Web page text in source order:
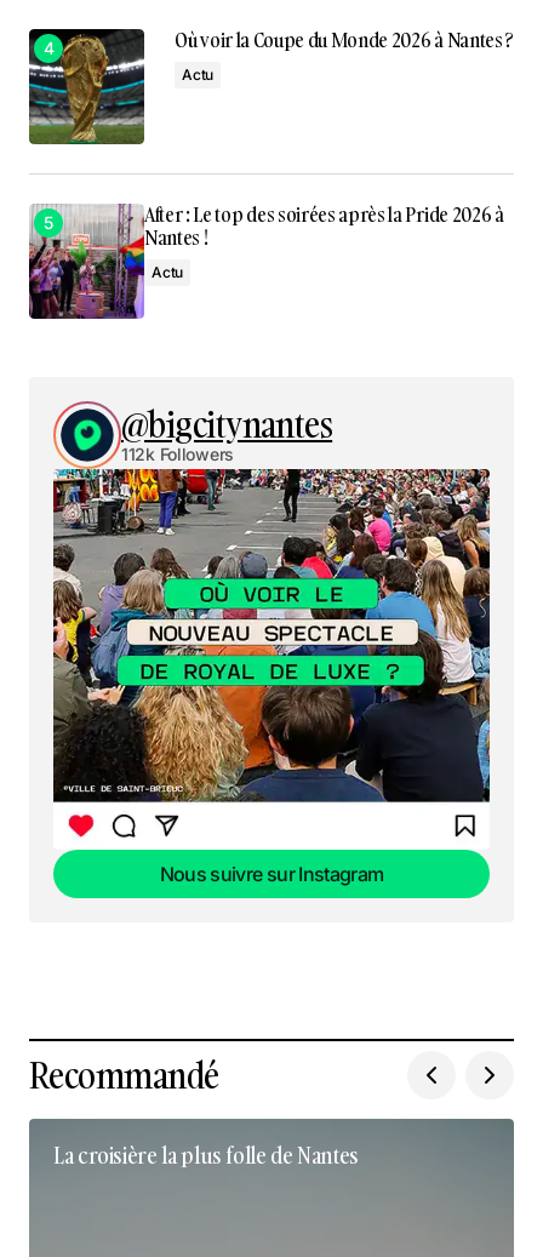
Où voir la Coupe du Monde 2026 à Nantes ?
Actu
After : Le top des soirées après la Pride 2026 à
Nantes !
Actu
@bigcitynantes
112k Followers
Nous suivre sur Instagram
Recommandé
La croisière la plus folle de Nantes